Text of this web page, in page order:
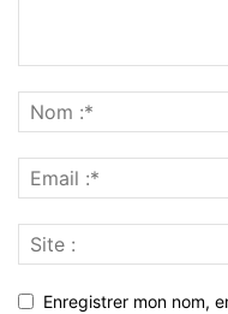
Enregistrer mon nom,